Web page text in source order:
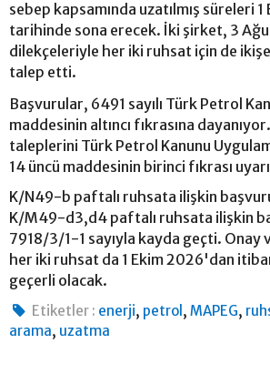
sebep kapsamında uzatılmış süreleri
tarihinde sona erecek. İki şirket, 3
dilekçeleriyle her iki ruhsat için de
talep etti.
Başvurular, 6491 sayılı Türk Petrol
maddesinin altıncı fıkrasına
taleplerini Türk Petrol Kanunu
14 üncü maddesinin birinci fıkrası
K/N49-b paftalı ruhsata ilişkin
K/M49-d3,d4 paftalı ruhsata ilişkin
7918/3/1-1 sayıyla kayda geçti. Onay
her iki ruhsat da 1 Ekim 2026'dan
geçerli olacak.
Etiketler : enerji, petrol ,MAPEG,
arama, uzatma